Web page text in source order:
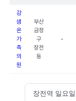
강
샘
온
가
족
의
원
부산
금정
구
장전
동
-
장전역 일요